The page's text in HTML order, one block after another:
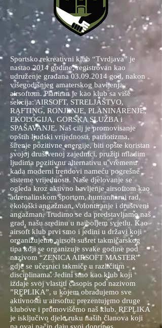
Sportsko rekreativni klub “Tvrdjava” je
nastao 2014 godine, registrovan kao
udruženje građana03.09.2014god, nakon
višegodišnjeg amaterskog bavljenja
airsoftom. Planiran je kao klub sa više
sekcija: AIRSOFT, STRELJAŠTVO,
RAFTING, RONJENJE, PLANINARENJE,
EKOLOGIJA, GORSKA SLUŽBA i
SPAŠAVANJE. Naš cilj je promovisanje
opštih ljudski vrijednosti, patriotizma,
širenje pozitivne energije, biti opšte koristan
svojoj društvenoj zajednici, pružiti mladim
ljudima pozitivnu alternativu u vremenu
kada moderni trendovi nameću pogrešne
sisteme vrijednosti. Naše djelovanje se
ogleda kroz aktivno bavljenje airsoftom kao
adrenalinskom sportom, humanitarni rad,
ekološki angažman, volontiranje i društveni
angažman. Trudimo se da predstavljamo naš
grad, našu sredinu u najboljem svjetlu. Kao
airsoft klub prvi smo i jedini u državi koji
organizujemo airsoft susret takmičarskog
tipa koji se organizuje svake godine pod
nazivom “ZENICA AIRSOFT MASTER”
gdje se učesnici takmiče u različitim
disciplinama. Jedini smo kao klub koji
izdaje svoj vlastiti časopis pod nazivom
”REPLIKA”, u kojem obrađujemo sve
aktivnosti u airsoftu, prezentujemo druge
klubove i promovišemo naš klub. REPLIKA
je isključivo djelo ruku naših članova koji